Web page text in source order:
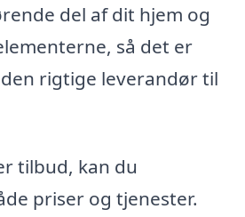
del af dit hjem og
så det er
rigtige leverandør til
tilbud, kan du
priser og tjenester.